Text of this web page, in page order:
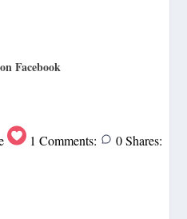
Facebook
1 Comments: 0 Shares: